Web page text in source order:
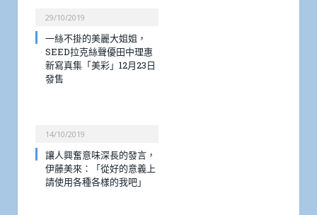
29/10/2019
一絲不掛的美麗大姐姐，
SEED拉克絲聲優田中理惠
新寫真集「美彩」12月23日
發售
14/10/2019
讓人興奮意味深長的發言，
伊藤美來：「從好的意義上
請使用各種各樣的我吧」